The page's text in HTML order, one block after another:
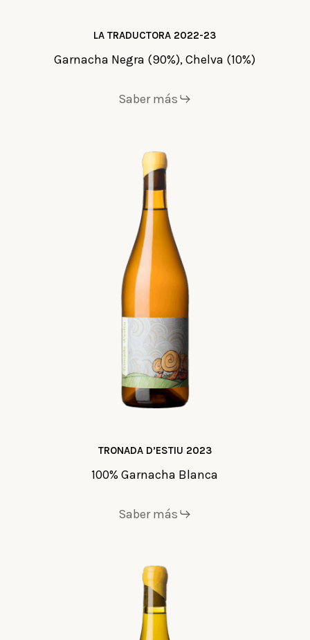
LA TRADUCTORA 2022-23
Garnacha Negra (90%), Chelva (10%)
Saber más
TRONADA D’ESTIU 2023
100% Garnacha Blanca
Saber más